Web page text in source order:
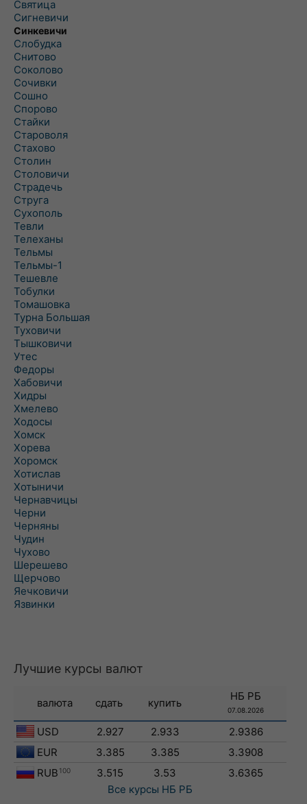
Святица
Сигневичи
Синкевичи
Слобудка
Снитово
Соколово
Сочивки
Сошно
Спорово
Стайки
Староволя
Стахово
Столин
Столовичи
Страдечь
Струга
Сухополь
Тевли
Телеханы
Тельмы
Тельмы-1
Тешевле
Тобулки
Томашовка
Турна Большая
Туховичи
Тышковичи
Утес
Федоры
Хабовичи
Хидры
Хмелево
Ходосы
Хомск
Хорева
Хоромск
Хотислав
Хотыничи
Чернавчицы
Черни
Черняны
Чудин
Чухово
Шерешево
Щерчово
Яечковичи
Язвинки
Лучшие курсы валют
валюта сдать купить
НБ РБ
07.08.2026
USD 2.927 2.933
2.9386
EUR
3.385 3.385
3.3908
RUB 100 3.515 3.53
3.6365
Все курсы НБ РБ